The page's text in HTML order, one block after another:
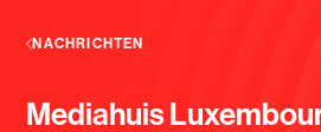
NACHRICHTEN
Mediahuis